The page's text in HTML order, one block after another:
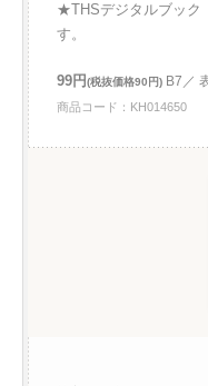
★THSデジタルブック
す。
99円(税抜価格90円) B7／
商品コード：KH014650